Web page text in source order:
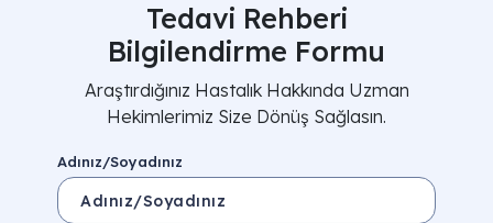
Tedavi Rehberi
Bilgilendirme Formu
Araştırdığınız Hastalık Hakkında Uzman
Hekimlerimiz Size Dönüş Sağlasın.
Adınız/Soyadınız